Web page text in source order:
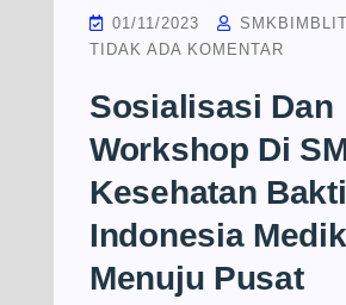
01/11/2023
TIDAK ADA KOMENTAR
Sosialisasi Dan
Workshop Di
Kesehatan Bakti
Indonesia
Menuju Pusat